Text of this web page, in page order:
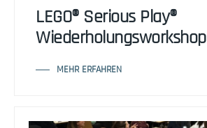
LEGO® Serious Play®
Wiederholungsworkshop
MEHR ERFAHREN